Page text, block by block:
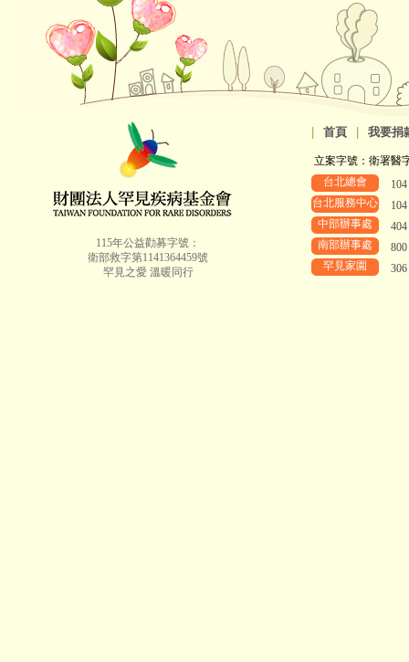
115年公益勸募字號：
衛部救字第1141364459號
罕見之愛 溫暖同行
首頁 我要捐
立案字號：衛署醫
台北總會
台北服務中心
中部辦事處
南部辦事處
罕見家園